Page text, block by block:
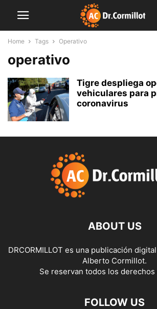
Home Tags Operativo
operativo
Tigre despliega
vehiculares para
coronavirus
ABOUT US
DRCORMILLOT es una publicación
Alberto Cormillot.
Se reservan todos los derechos
FOLLOW US